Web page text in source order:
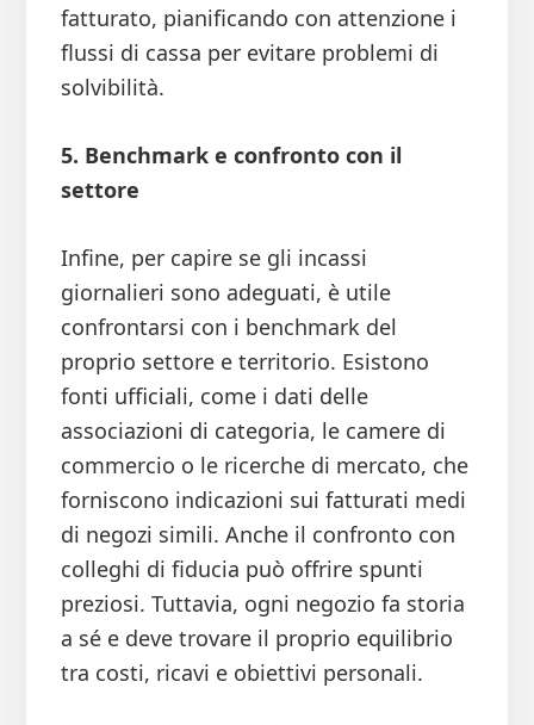
fatturato, pianificando con attenzione i
flussi di cassa per evitare problemi di
solvibilità.
5. Benchmark e confronto con il
settore
Infine, per capire se gli incassi
giornalieri sono adeguati, è utile
confrontarsi con i benchmark del
proprio settore e territorio. Esistono
fonti ufficiali, come i dati delle
associazioni di categoria, le camere di
commercio o le ricerche di mercato, che
forniscono indicazioni sui fatturati medi
di negozi simili. Anche il confronto con
colleghi di fiducia può offrire spunti
preziosi. Tuttavia, ogni negozio fa storia
a sé e deve trovare il proprio equilibrio
tra costi, ricavi e obiettivi personali.